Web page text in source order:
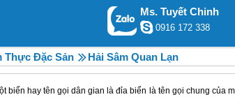
Ms. Tuyết Chinh
0916 172 338
Thực Đặc Sản Hải Sâm Quan Lạn
biển hay tên gọi dân gian là đỉa biển là tên gọi chung của